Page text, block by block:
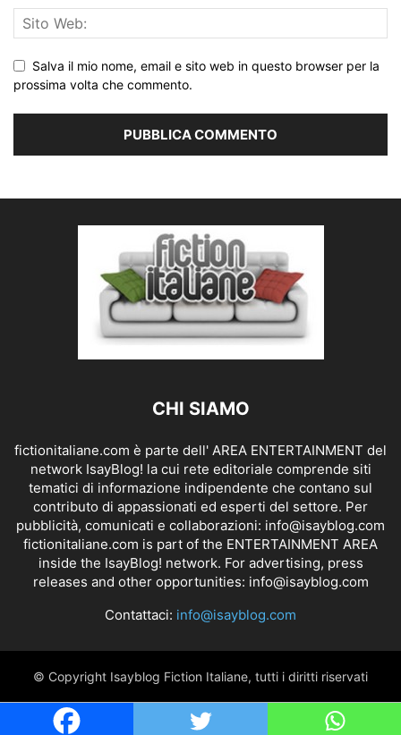
Salva il mio nome, email e sito web in questo browser per la
prossima volta che commento.
CHI SIAMO
fictionitaliane.com è parte dell' AREA ENTERTAINMENT del
network IsayBlog! la cui rete editoriale comprende siti
tematici di informazione indipendente che contano sul
contributo di appassionati ed esperti del settore. Per
pubblicità, comunicati e collaborazioni: info@isayblog.com
fictionitaliane.com is part of the ENTERTAINMENT AREA
inside the IsayBlog! network. For advertising, press
releases and other opportunities: info@isayblog.com
Contattaci: info@isayblog.com
© Copyright Isayblog Fiction Italiane, tutti i diritti riservati